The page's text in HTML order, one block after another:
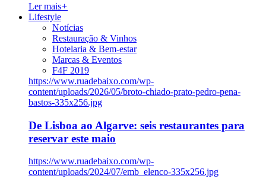
Ler mais+
Lifestyle
Notícias
Restauração & Vinhos
Hotelaria & Bem-estar
Marcas & Eventos
F4F 2019
https://www.ruadebaixo.com/wp-
content/uploads/2026/05/broto-chiado-prato-pedro-pena-
bastos-335x256.jpg
De Lisboa ao Algarve: seis restaurantes para
reservar este maio
https://www.ruadebaixo.com/wp-
content/uploads/2024/07/emb_elenco-335x256.jpg